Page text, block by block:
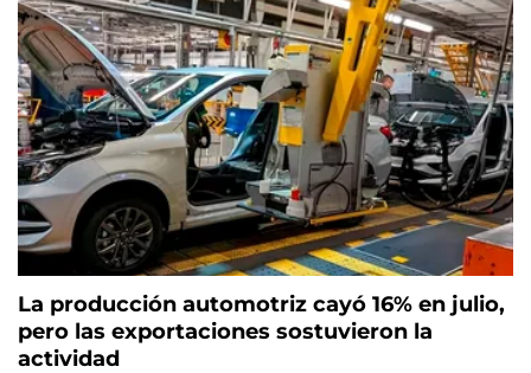
La producción automotriz cayó 16% en julio,
pero las exportaciones sostuvieron la
actividad